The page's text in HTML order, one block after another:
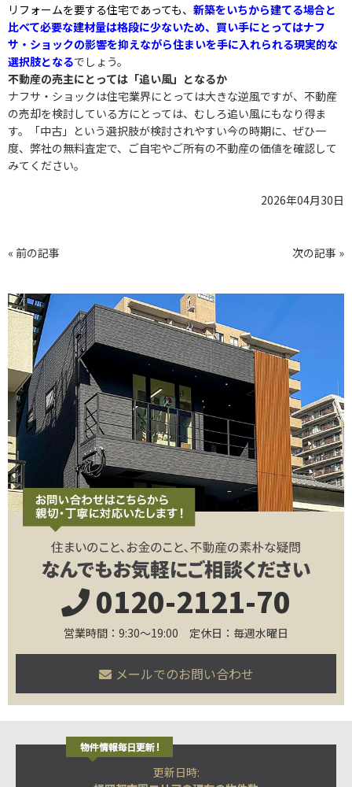
リフォームを要する住宅であっても、 新築をいちから建てる場合と
比べて必要な建材量は格段に少ないため、買い手にとってはナフ
サ・ショックの影響を抑えながら住まいを手に入れられる現実的な
選択肢となるでしょう。
不動産の売主にとっては「追い風」となるか
ナフサ・ショックは住宅業界にとっては大きな逆風ですが、不動産
の売却を検討している方にとっては、むしろ追い風にもなり得ま
す。「中古」という選択肢が検討されやすい今の時期に、ぜひ一
度、弊社の無料査定で、ご自宅やご所有の不動産の価値を確認して
みてください。
2026年04月30日
« 前の記事 次の記事 »
0120-2121-70
営業時間：9:30～19:00 定休日：毎週水曜日
メールでのお問い合わせ
更新日時: